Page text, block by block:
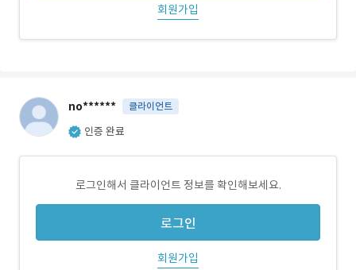
회원가입
no****** 클라이언트
인증 완료
로그인해서 클라이언트 정보를 확인해보세요.
로그인
회원가입